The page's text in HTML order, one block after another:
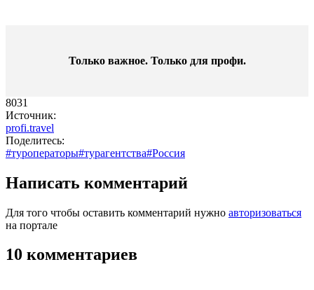
Только важное. Только для профи.​
8031
Источник:
profi.travel
Поделитесь:
#туроператоры#турагентства#Россия
Написать комментарий
Для того чтобы оставить комментарий нужно авторизоваться
на портале
10 комментариев